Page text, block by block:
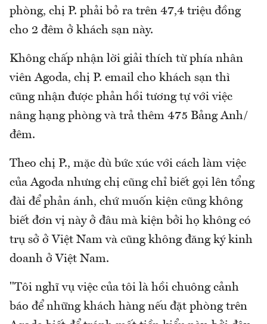
phòng, chị P. phải bỏ ra trên 47,4 triệu đồng
cho 2 đêm ở khách sạn này.
Không chấp nhận lời giải thích từ phía nhân
viên Agoda, chị P. email cho khách sạn thì
cũng nhận được phản hồi tương tự với việc
nâng hạng phòng và trả thêm 475 Bảng Anh/
đêm.
Theo chị P., mặc dù bức xúc với cách làm việc
của Agoda nhưng chị cũng chỉ biết gọi lên tổng
đài để phản ánh, chứ muốn kiện cũng không
biết đơn vị này ở đâu mà kiện bởi họ không có
trụ sở ở Việt Nam và cũng không đăng ký kinh
doanh ở Việt Nam.
"Tôi nghĩ vụ việc của tôi là hồi chuông cảnh
báo để những khách hàng nếu đặt phòng trên